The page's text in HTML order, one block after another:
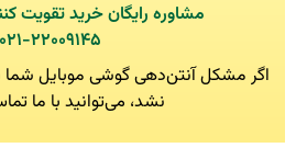
مشاوره رایگان خرید تقویت
۰۲۱-۲۲۰۰۹۱۴۵
اگر مشکل آنتن‌دهی گوشی موبایل شما
نشد، می‌توانید با ما